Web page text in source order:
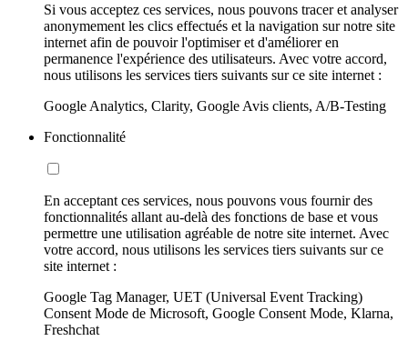
Si vous acceptez ces services, nous pouvons tracer et analyser
anonymement les clics effectués et la navigation sur notre site
internet afin de pouvoir l'optimiser et d'améliorer en
permanence l'expérience des utilisateurs. Avec votre accord,
nous utilisons les services tiers suivants sur ce site internet :
Google Analytics, Clarity, Google Avis clients, A/B-Testing
Fonctionnalité
En acceptant ces services, nous pouvons vous fournir des
fonctionnalités allant au-delà des fonctions de base et vous
permettre une utilisation agréable de notre site internet. Avec
votre accord, nous utilisons les services tiers suivants sur ce
site internet :
Google Tag Manager, UET (Universal Event Tracking)
Consent Mode de Microsoft, Google Consent Mode, Klarna,
Freshchat